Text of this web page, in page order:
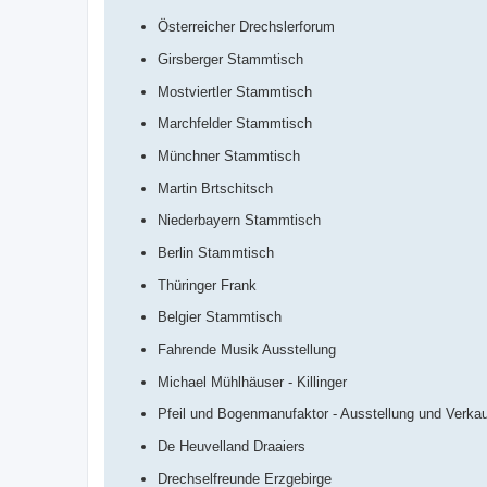
Österreicher Drechslerforum
Girsberger Stammtisch
Mostviertler Stammtisch
Marchfelder Stammtisch
Münchner Stammtisch
Martin Brtschitsch
Niederbayern Stammtisch
Berlin Stammtisch
Thüringer Frank
Belgier Stammtisch
Fahrende Musik Ausstellung
Michael Mühlhäuser - Killinger
Pfeil und Bogenmanufaktor - Ausstellung und
De Heuvelland Draaiers
Drechselfreunde Erzgebirge